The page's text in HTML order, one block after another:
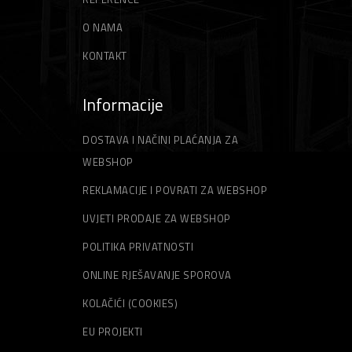
O NAMA
KONTAKT
Informacije
DOSTAVA I NAČINI PLAĆANJA ZA
WEBSHOP
REKLAMACIJE I POVRATI ZA WEBSHOP
UVJETI PRODAJE ZA WEBSHOP
POLITIKA PRIVATNOSTI
ONLINE RJEŠAVANJE SPOROVA
KOLAČIĆI (COOKIES)
EU PROJEKTI